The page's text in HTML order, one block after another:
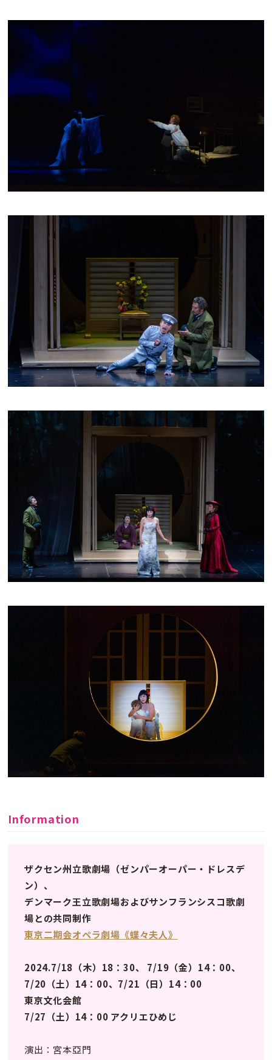
Information
ザクセン州立歌劇場（ゼンパーオーパー・ドレスデ
ン）、
デンマーク王立歌劇場およびサンフランシスコ歌劇
場との共同制作
東京二期会オペラ劇場《蝶々夫人》
2024.7/18（木）18：30、 7/19（金）14：00、
7/20（土）14：00、7/21（日）14：00
東京文化会館
7/27（土）14：00 アクリエひめじ
演出：宮本亞門